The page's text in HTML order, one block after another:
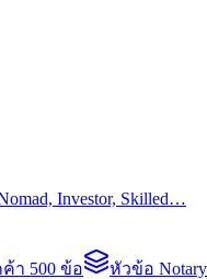
Investor, Skilled…
า 500 ข้อ หัวข้อ